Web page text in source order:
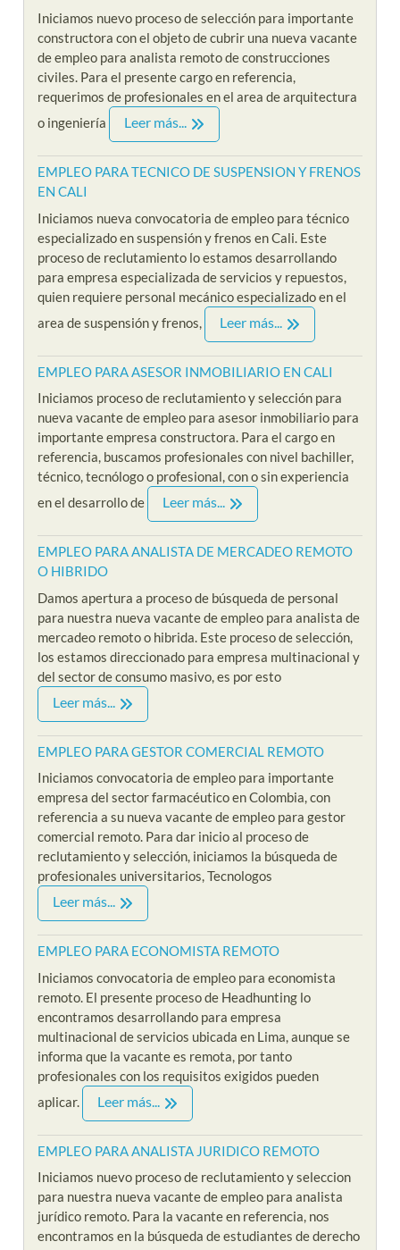
Iniciamos nuevo proceso de selección para importante
constructora con el objeto de cubrir una nueva vacante
de empleo para analista remoto de construcciones
civiles. Para el presente cargo en referencia,
requerimos de profesionales en el area de arquitectura
o ingeniería
Leer más...
EMPLEO PARA TECNICO DE SUSPENSION Y FRENOS
EN CALI
Iniciamos nueva convocatoria de empleo para técnico
especializado en suspensión y frenos en Cali. Este
proceso de reclutamiento lo estamos desarrollando
para empresa especializada de servicios y repuestos,
quien requiere personal mecánico especializado en el
area de suspensión y frenos,
Leer más...
EMPLEO PARA ASESOR INMOBILIARIO EN CALI
Iniciamos proceso de reclutamiento y selección para
nueva vacante de empleo para asesor inmobiliario para
importante empresa constructora. Para el cargo en
referencia, buscamos profesionales con nivel bachiller,
técnico, tecnólogo o profesional, con o sin experiencia
en el desarrollo de
Leer más...
EMPLEO PARA ANALISTA DE MERCADEO REMOTO
O HIBRIDO
Damos apertura a proceso de búsqueda de personal
para nuestra nueva vacante de empleo para analista de
mercadeo remoto o hibrida. Este proceso de selección,
los estamos direccionado para empresa multinacional y
del sector de consumo masivo, es por esto
Leer más...
EMPLEO PARA GESTOR COMERCIAL REMOTO
Iniciamos convocatoria de empleo para importante
empresa del sector farmacéutico en Colombia, con
referencia a su nueva vacante de empleo para gestor
comercial remoto. Para dar inicio al proceso de
reclutamiento y selección, iniciamos la búsqueda de
profesionales universitarios, Tecnologos
Leer más...
EMPLEO PARA ECONOMISTA REMOTO
Iniciamos convocatoria de empleo para economista
remoto. El presente proceso de Headhunting lo
encontramos desarrollando para empresa
multinacional de servicios ubicada en Lima, aunque se
informa que la vacante es remota, por tanto
profesionales con los requisitos exigidos pueden
aplicar.
Leer más...
EMPLEO PARA ANALISTA JURIDICO REMOTO
Iniciamos nuevo proceso de reclutamiento y seleccion
para nuestra nueva vacante de empleo para analista
jurídico remoto. Para la vacante en referencia, nos
encontramos en la búsqueda de estudiantes de derecho